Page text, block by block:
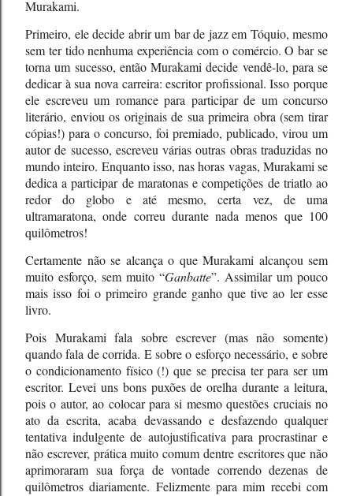
Murakami.
Primeiro, ele decide abrir um bar de jazz em Tóquio, mesmo
sem ter tido nenhuma experiência com o comércio. O bar se
torna um sucesso, então Murakami decide vendê-lo, para se
dedicar à sua nova carreira: escritor profissional. Isso porque
ele escreveu um romance para participar de um concurso
literário, enviou os originais de sua primeira obra (sem tirar
cópias!) para o concurso, foi premiado, publicado, virou um
autor de sucesso, escreveu várias outras obras traduzidas no
mundo inteiro. Enquanto isso, nas horas vagas, Murakami se
dedica a participar de maratonas e competições de triatlo ao
redor do globo e até mesmo, certa vez, de uma
ultramaratona, onde correu durante nada menos que 100
quilômetros!
Certamente não se alcança o que Murakami alcançou sem
muito esforço, sem muito “Ganbatte”. Assimilar um pouco
mais isso foi o primeiro grande ganho que tive ao ler esse
livro.
Pois Murakami fala sobre escrever (mas não somente)
quando fala de corrida. E sobre o esforço necessário, e sobre
o condicionamento físico (!) que se precisa ter para ser um
escritor. Levei uns bons puxões de orelha durante a leitura,
pois o autor, ao colocar para si mesmo questões cruciais no
ato da escrita, acaba devassando e desfazendo qualquer
tentativa indulgente de autojustificativa para procrastinar e
não escrever, prática muito comum dentre escritores que não
aprimoraram sua força de vontade correndo dezenas de
quilômetros diariamente. Felizmente para mim recebi com